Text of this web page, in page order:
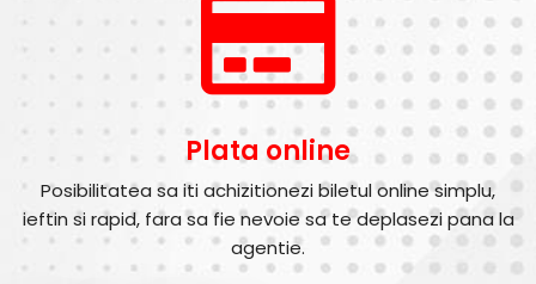
Plata online
Posibilitatea sa iti achizitionezi biletul online simplu,
ieftin si rapid, fara sa fie nevoie sa te deplasezi pana la
agentie.